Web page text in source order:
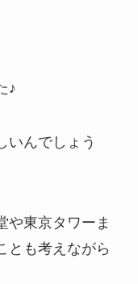
♪
いんでしょう
や東京タワーま
とも考えながら